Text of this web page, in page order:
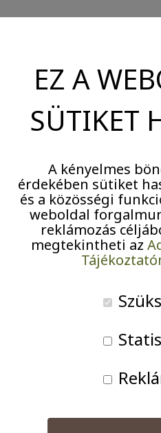
Az Olajág Otthonok
támogatást nyert el a
Negyed Program III.
kialakítására.
2015. szeptember 4-
ünnepélyes átadásra,
Sára Botond, Józsefváros
Viktor az Olajág Otthonok
intézményvezető, valamint
EZ A
SÜTIKET
A kényelmes
érdekében sütiket
és a közösségi
weboldal
reklámozás
megtekintheti az